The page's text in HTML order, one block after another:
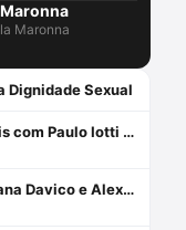
Maronna
Dignidade Sexual
ADPF 779 e os limites constitucionais com Paulo Iotti e Alexandre Morais da Rosa
Caso Robinho Análise Penal com Luana Davico e Alexandre Morais da Rosa